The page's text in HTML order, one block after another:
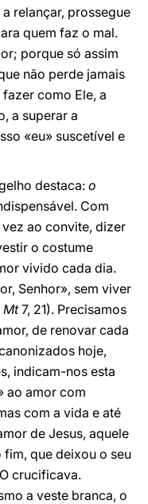
relançar, prossegue
quem faz o mal.
porque só assim
não perde jamais
como Ele, a
a superar a
«eu» suscetível e
destaca: o
Com
ao convite, dizer
o costume
vivido cada dia.
Senhor», sem viver
Mt7, 21). Precisamos
de renovar cada
hoje,
indicam-nos esta
ao amor com
com a vida e até
de Jesus, aquele
que deixou o seu
crucificava.
a veste branca, o